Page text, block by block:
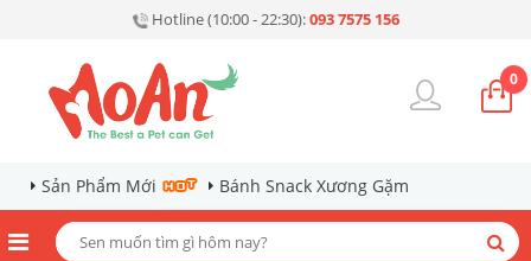
Hotline (10:00 - 22:30):093 7575 156
0
Sản Phẩm Mới Bánh Snack Xương Gặm